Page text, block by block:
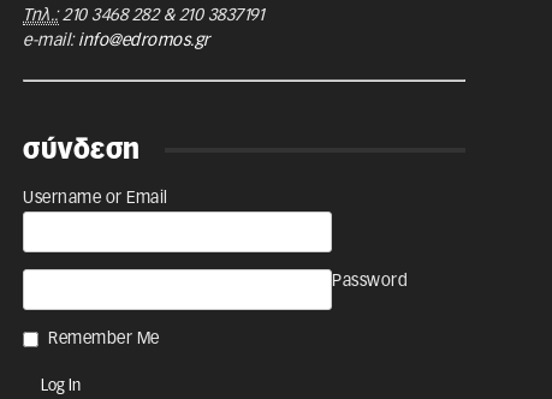
Τηλ.: 210 3468 282& 210 3837191
e-mail: info@edromos.gr
σύνδεση
Username or Email
Password
Remember Me